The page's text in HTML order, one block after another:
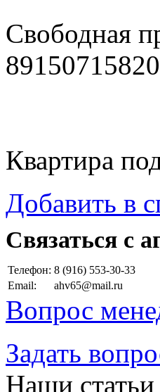
Свободная
Квартира
Добавить в
Cвязаться с
Телефон: 8 (916) 553-30-33
Email:
ahv65@mail.ru
Вопрос
Задать
Наши статьи